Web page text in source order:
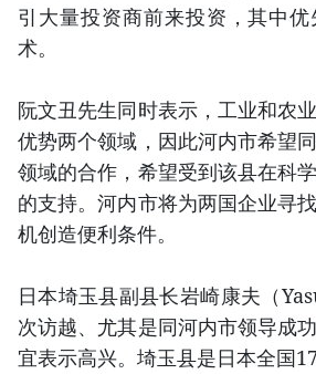
引大量投资商前来投资，其中
术。
阮文丑先生同时表示，工业和农
优势两个领域，因此河内市希望
领域的合作，希望受到该县在科
的支持。河内市将为两国企业寻
机创造便利条件。
日本埼玉县副县长岩崎康夫（
次访越、尤其是同河内市领导成
宜表示高兴。埼玉县是日本全国